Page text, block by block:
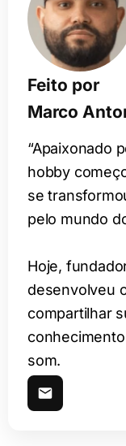
Feito por
Marco
“Apaixonado
hobby
se
pelo mundo
Hoje,
desenvolveu
compartilhar
som.